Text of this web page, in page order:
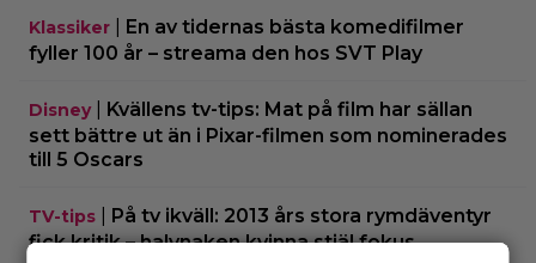
Klassiker
En av tidernas bästa komedifilmer
fyller 100 år – streama den hos SVT Play
Disney| Kvällens tv-tips: Mat på film har sällan
sett bättre ut än i Pixar-filmen som nominerades
till 5 Oscars
TV-tips
På tv ikväll: 2013 års stora rymdäventyr
fick kritik – halvnaken kvinna stjäl fokus